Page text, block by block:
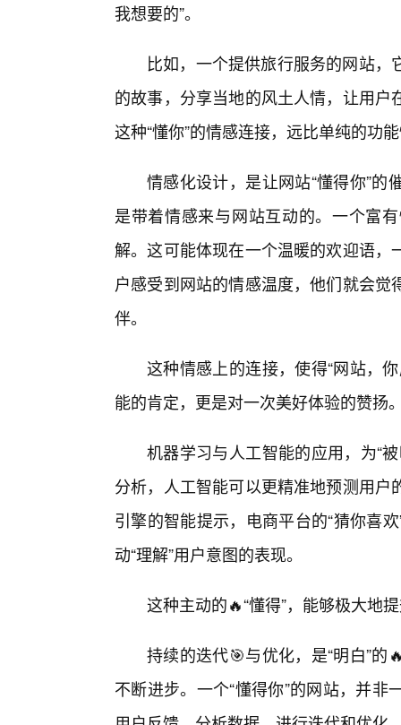
我想要的”。
比如，一个提供旅行服务的网站
的故事，分享当地的风土人情，让用
这种“懂你”的情感连接，远比单纯的功
情感化设计，是让网站“懂得你”
是带着情感来与网站互动的。一个富
解。这可能体现在一个温暖的欢迎语
户感受到网站的情感温度，他们就会
伴。
这种情感上的连接，使得“网站，
能的肯定，更是对一次美好体验的赞扬
机器学习与人工智能的应用，为“
分析，人工智能可以更精准地预测用
引擎的智能提示，电商平台的“猜你喜
动“理解”用户意图的表现。
这种主动的🔥“懂得”，能够极大地
持续的迭代🎯与优化，是“明白”
不断进步。一个“懂得你”的网站，并